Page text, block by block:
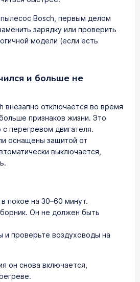
Bosch, первым делом
зарядку или проверить
модели (если есть
и больше не
внезапно отключается во время
признаков жизни. Это
перегревом двигателя.
оснащены защитой от
выключается,
покое на 30–60 минут.
Он не должен быть
и проверьте воздуховоды на
он снова включается,